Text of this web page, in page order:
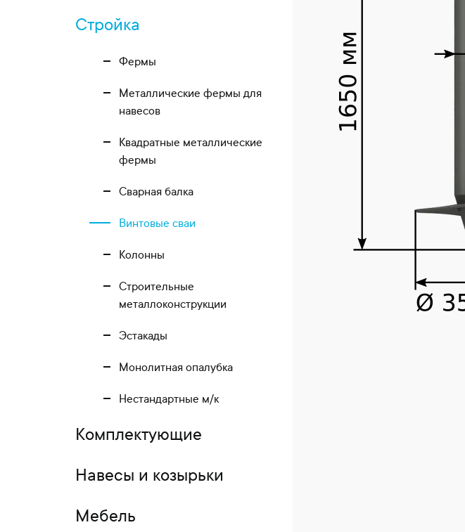
Стройка
Фермы
Металлические фермы для
навесов
Квадратные металлические
фермы
Сварная балка
Винтовые сваи
Колонны
Строительные
металлоконструкции
Эстакады
Монолитная опалубка
Нестандартные м/к
Комплектующие
Навесы и козырьки
Мебель